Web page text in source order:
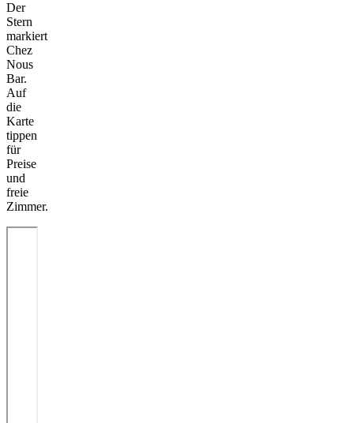
Der
Stern
markiert
Chez
Nous
Bar.
Auf
die
Karte
tippen
für
Preise
und
freie
Zimmer.